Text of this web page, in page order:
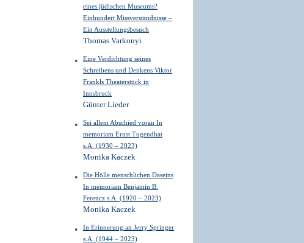
eines jüdischen Museums?
Einhundert Missverständnisse –
Ein Ausstellungsbesuch
Thomas Varkonyi
Eine Verdichtung seines
Schreibens und Denkens Viktor
Frankls Theaterstück in
Innsbruck
Günter Lieder
Sei allem Abschied voran In
memoriam Ernst Tugendhat
s.A. (1930 – 2023)
Monika Kaczek
Die Hölle menschlichen Daseins
In memoriam Benjamin B.
Ferencz s.A. (1920 – 2023)
Monika Kaczek
In Erinnerung an Jerry Springer
s.A. (1944 – 2023)